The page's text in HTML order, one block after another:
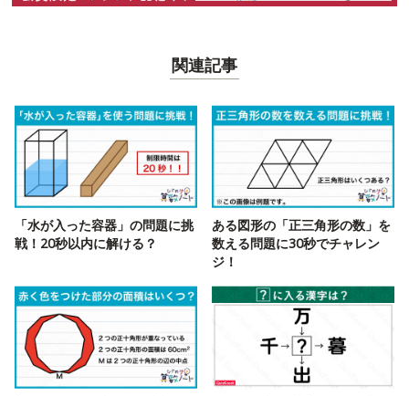
関連記事
「水が入った容器」の問題に挑
戦！20秒以内に解ける？
ある図形の「正三角形の数」を
数える問題に30秒でチャレン
ジ！